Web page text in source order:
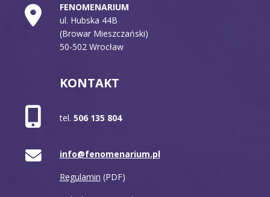
FENOMENARIUM
ul. Hubska 44B
(Browar Mieszczański)
50-502 Wrocław
KONTAKT
tel. 506 135 804
info@fenomenarium.pl
Regulamin (PDF)